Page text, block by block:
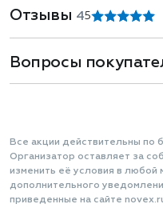
Отзывы 45
Вопросы
Все акции действительны по
Организатор оставляет за
изменить её условия в любой
дополнительного
приведенные на сайте